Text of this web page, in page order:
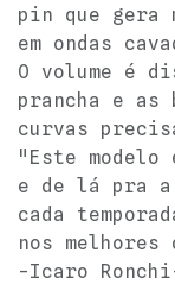
pin que gera
em ondas
O volume é
prancha e as
curvas
"Este modelo
e de lá pra a
cada
nos
-Icaro